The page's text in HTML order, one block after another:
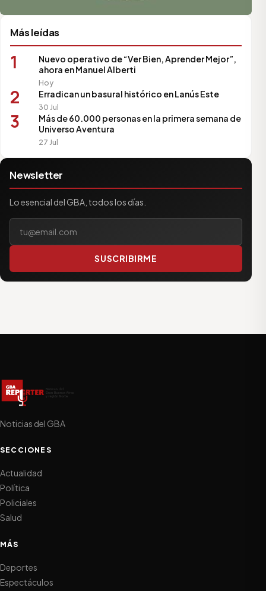
Más leídas
1
Nuevo operativo de “Ver Bien, Aprender Mejor”,
ahora en Manuel Alberti
Hoy
2 Erradican un basural histórico en Lanús Este
30 Jul
3
Más de 60.000 personas en la primera semana de
Universo Aventura
27 Jul
Newsletter
Lo esencial del GBA, todos los días.
SUSCRIBIRME
Noticias del GBA
SECCIONES
Actualidad
Política
Policiales
Salud
MÁS
Deportes
Espectáculos